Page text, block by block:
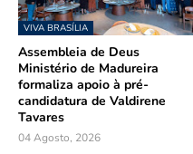
VIVA BRASÍLIA
Assembleia de Deus
Ministério de Madureira
formaliza apoio à pré-
candidatura de Valdirene
Tavares
04 Agosto, 2026